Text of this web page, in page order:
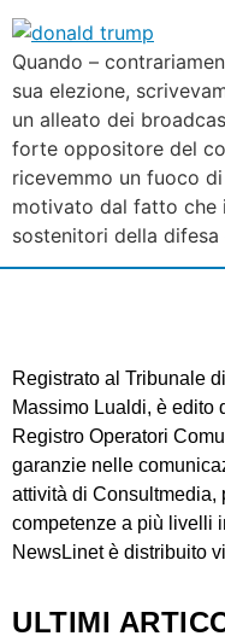
Quando –
sua elezione,
un alleato dei
forte oppositore del
ricevemmo un fuoco
motivato dal fatto che
sostenitori della
Registrato al Tribunale
Massimo Lualdi, è edito
Registro Operatori
garanzie nelle
attività di Consultmedia,
competenze a più livelli
NewsLinet è distribuito
ULTIMI